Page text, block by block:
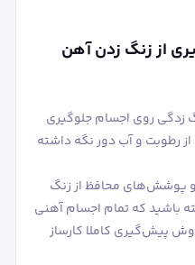
از زنگ زدن آهن
زدگی روی اجسام جلوگیری
از رطوبت و آب دور نگه داشته
پوشش‌های محافظ از زنگ
باشید که تمام اجسام آهنی
پیش‌گیری کاملا کارساز